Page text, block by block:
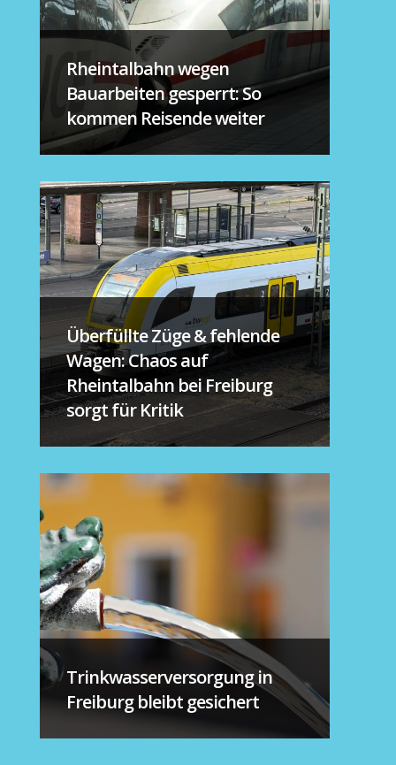
Rheintalbahn wegen
Bauarbeiten gesperrt: So
kommen Reisende weiter
Überfüllte Züge & fehlende
Wagen: Chaos auf
Rheintalbahn bei Freiburg
sorgt für Kritik
Trinkwasserversorgung in
Freiburg bleibt gesichert